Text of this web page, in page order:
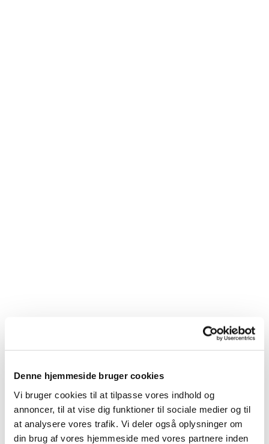
Denne hjemmeside bruger cookies
Vi bruger cookies til at tilpasse vores indhold og
annoncer, til at vise dig funktioner til sociale medier og til
at analysere vores trafik. Vi deler også oplysninger om
din brug af vores hjemmeside med vores partnere inden